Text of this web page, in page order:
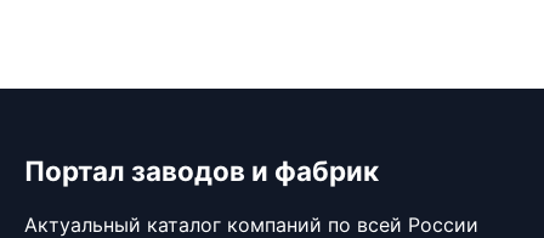
Портал заводов и фабрик
Актуальный каталог компаний по всей России